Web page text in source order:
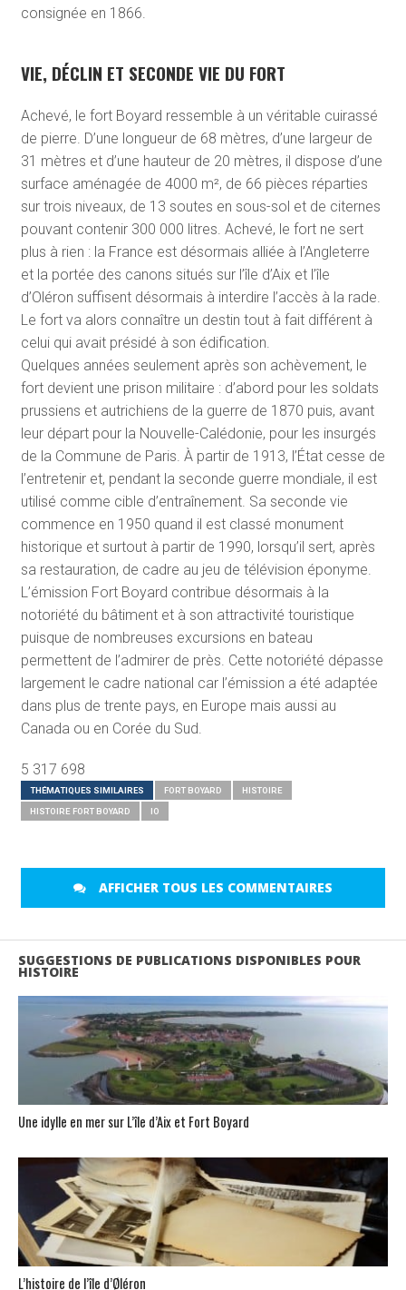
consignée en 1866.
VIE, DÉCLIN ET SECONDE VIE DU FORT
Achevé, le fort Boyard ressemble à un véritable cuirassé
de pierre. D’une longueur de 68 mètres, d’une largeur de
31 mètres et d’une hauteur de 20 mètres, il dispose d’une
surface aménagée de 4000 m², de 66 pièces réparties
sur trois niveaux, de 13 soutes en sous-sol et de citernes
pouvant contenir 300 000 litres. Achevé, le fort ne sert
plus à rien : la France est désormais alliée à l’Angleterre
et la portée des canons situés sur l’île d’Aix et l’île
d’Oléron suffisent désormais à interdire l’accès à la rade.
Le fort va alors connaître un destin tout à fait différent à
celui qui avait présidé à son édification.
Quelques années seulement après son achèvement, le
fort devient une prison militaire : d’abord pour les soldats
prussiens et autrichiens de la guerre de 1870 puis, avant
leur départ pour la Nouvelle-Calédonie, pour les insurgés
de la Commune de Paris. À partir de 1913, l’État cesse de
l’entretenir et, pendant la seconde guerre mondiale, il est
utilisé comme cible d’entraînement. Sa seconde vie
commence en 1950 quand il est classé monument
historique et surtout à partir de 1990, lorsqu’il sert, après
sa restauration, de cadre au jeu de télévision éponyme.
L’émission Fort Boyard contribue désormais à la
notoriété du bâtiment et à son attractivité touristique
puisque de nombreuses excursions en bateau
permettent de l’admirer de près. Cette notoriété dépasse
largement le cadre national car l’émission a été adaptée
dans plus de trente pays, en Europe mais aussi au
Canada ou en Corée du Sud.
5 317 698
THÉMATIQUES SIMILAIRES FORT BOYARD HISTOIRE
HISTOIRE FORT BOYARD IO
AFFICHER TOUS LES COMMENTAIRES
SUGGESTIONS DE PUBLICATIONS DISPONIBLES POUR
HISTOIRE
Une idylle en mer sur L’île d’Aix et Fort Boyard
L’histoire de l’île d’Øléron